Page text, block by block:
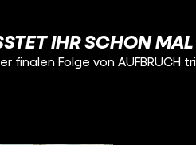
IHR SCHON